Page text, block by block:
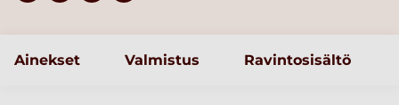
Ainekset Valmistus Ravintosisältö